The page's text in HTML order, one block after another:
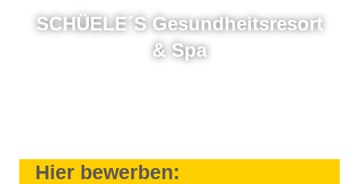
SCHÜELE´S Gesund­heits­re­sort
& Spa
Hier bewerben: